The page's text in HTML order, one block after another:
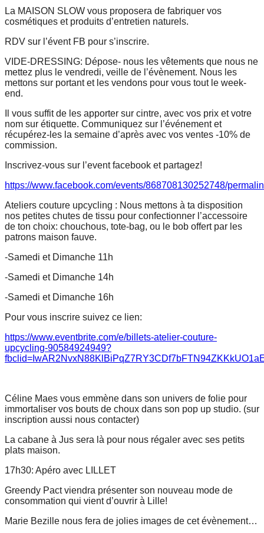
La MAISON SLOW vous proposera de fabriquer vos
cosmétiques et produits d’entretien naturels.
RDV sur l’évent FB pour s’inscrire.
VIDE-DRESSING: Dépose- nous les vêtements que nous ne
mettez plus le vendredi, veille de l’évènement. Nous les
mettons sur portant et les vendons pour vous tout le week-
end.
Il vous suffit de les apporter sur cintre, avec vos prix et votre
nom sur étiquette. Communiquez sur l’événement et
récupérez-les la semaine d’après avec vos ventes -10% de
commission.
Inscrivez-vous sur l’event facebook et partagez!
https://www.facebook.com/events/868708130252748/
Ateliers couture upcycling : Nous mettons à ta disposition
nos petites chutes de tissu pour confectionner l’accessoire
de ton choix: chouchous, tote-bag, ou le bob offert par les
patrons maison fauve.
-Samedi et Dimanche 11h
-Samedi et Dimanche 14h
-Samedi et Dimanche 16h
Pour vous inscrire suivez ce lien:
https://www.eventbrite.com/e/billets-atelier-couture-
upcycling-90584924949?
Céline Maes vous emmène dans son univers de folie pour
immortaliser vos bouts de choux dans son pop up studio. (sur
inscription aussi nous contacter)
La cabane à Jus sera là pour nous régaler avec ses petits
plats maison.
17h30: Apéro avec LILLET
Greendy Pact viendra présenter son nouveau mode de
consommation qui vient d’ouvrir à Lille!
Marie Bezille nous fera de jolies images de cet évènement…